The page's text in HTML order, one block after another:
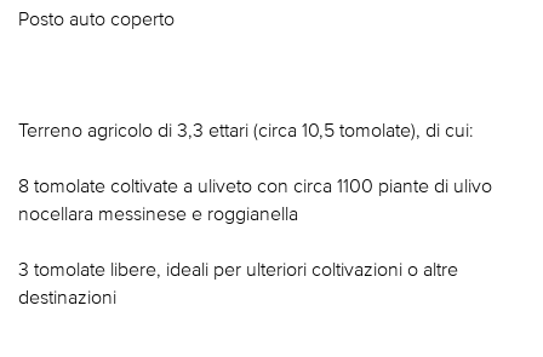
Posto auto coperto
Terreno agricolo di 3,3 ettari (circa 10,5 tomolate), di cui:
8 tomolate coltivate a uliveto con circa 1100 piante di ulivo
nocellara messinese e roggianella
3 tomolate libere, ideali per ulteriori coltivazioni o altre
destinazioni